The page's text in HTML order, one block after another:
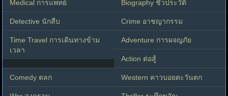
Medical การแพทย์ Biography ชีวประวัติ
Detective นักสืบ Crime อาชญากรรม
Time Travel การเดินทางข้าม
เวลา
Adventure การผจญภัย
Action ต่อสู้
Comedy ตลก Western คาวบอยตะวันตก